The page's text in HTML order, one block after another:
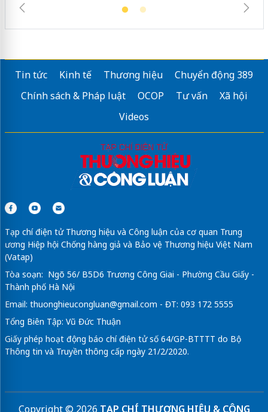
Tin tức Kinh tế Thương hiệu
Chuyển động 389
Chính sách & Pháp luật
OCOP Tư vấn
Xã hội
Videos
Tạp chí điện tử Thương hiệu và Công luận của cơ quan Trung
ương Hiệp hội Chống hàng giả và Bảo vệ Thương hiệu Việt Nam
(Vatap)
Tòa soạn: Ngõ 56/ B5D6 Trương Công Giai - Phường Cầu Giấy -
Thành phố Hà Nội
Email: thuonghieucongluan@gmail.com - ĐT: 093 172 5555
Tổng Biên Tập: Vũ Đức Thuận
Giấy phép hoạt động báo chí điện tử số 64/GP-BTTTT do Bộ
Thông tin và Truyền thông cấp ngày 21/2/2020.
Copyright © 2026 TẠP CHÍ THƯƠNG HIỆU & CÔNG